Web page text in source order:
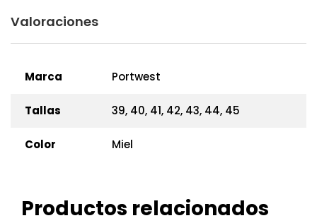
Valoraciones
Marca Portwest
Tallas 39, 40, 41, 42, 43, 44, 45
Color Miel
Productos relacionados